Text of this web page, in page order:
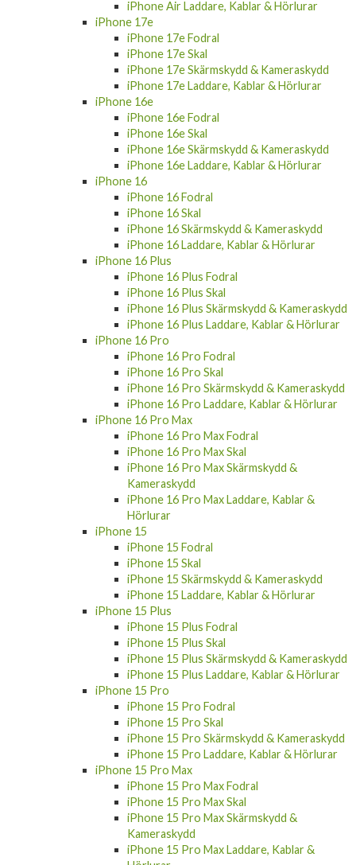
iPhone Air Laddare, Kablar & Hörlurar
iPhone 17e
iPhone 17e Fodral
iPhone 17e Skal
iPhone 17e Skärmskydd & Kameraskydd
iPhone 17e Laddare, Kablar & Hörlurar
iPhone 16e
iPhone 16e Fodral
iPhone 16e Skal
iPhone 16e Skärmskydd & Kameraskydd
iPhone 16e Laddare, Kablar & Hörlurar
iPhone 16
iPhone 16 Fodral
iPhone 16 Skal
iPhone 16 Skärmskydd & Kameraskydd
iPhone 16 Laddare, Kablar & Hörlurar
iPhone 16 Plus
iPhone 16 Plus Fodral
iPhone 16 Plus Skal
iPhone 16 Plus Skärmskydd & Kameraskydd
iPhone 16 Plus Laddare, Kablar & Hörlurar
iPhone 16 Pro
iPhone 16 Pro Fodral
iPhone 16 Pro Skal
iPhone 16 Pro Skärmskydd & Kameraskydd
iPhone 16 Pro Laddare, Kablar & Hörlurar
iPhone 16 Pro Max
iPhone 16 Pro Max Fodral
iPhone 16 Pro Max Skal
iPhone 16 Pro Max Skärmskydd &
Kameraskydd
iPhone 16 Pro Max Laddare, Kablar &
Hörlurar
iPhone 15
iPhone 15 Fodral
iPhone 15 Skal
iPhone 15 Skärmskydd & Kameraskydd
iPhone 15 Laddare, Kablar & Hörlurar
iPhone 15 Plus
iPhone 15 Plus Fodral
iPhone 15 Plus Skal
iPhone 15 Plus Skärmskydd & Kameraskydd
iPhone 15 Plus Laddare, Kablar & Hörlurar
iPhone 15 Pro
iPhone 15 Pro Fodral
iPhone 15 Pro Skal
iPhone 15 Pro Skärmskydd & Kameraskydd
iPhone 15 Pro Laddare, Kablar & Hörlurar
iPhone 15 Pro Max
iPhone 15 Pro Max Fodral
iPhone 15 Pro Max Skal
iPhone 15 Pro Max Skärmskydd &
Kameraskydd
iPhone 15 Pro Max Laddare, Kablar &